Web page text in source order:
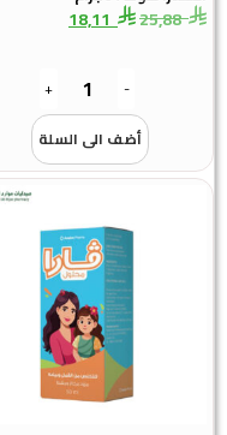
25,88
18,11
-
+
أضف الى السلة